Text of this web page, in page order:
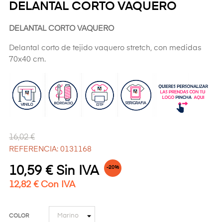
DELANTAL CORTO VAQUERO
DELANTAL CORTO VAQUERO
Delantal corto de tejido vaquero stretch, con medidas
70x40 cm.
16,02 €
REFERENCIA: 0131168
10,59 € Sin IVA -20%
12,82 € Con IVA
COLOR